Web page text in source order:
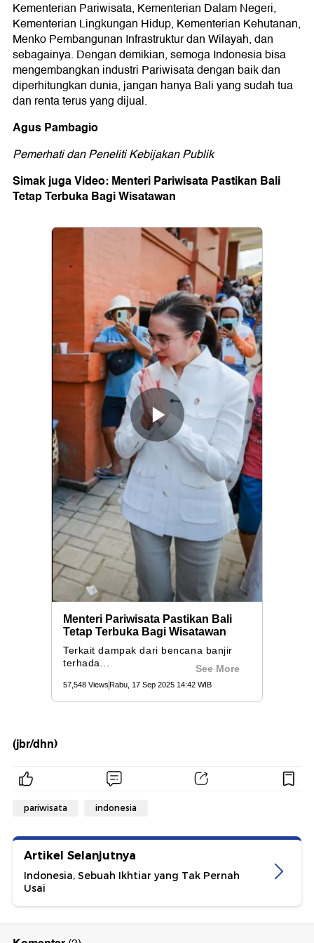
Kementerian Pariwisata, Kementerian Dalam Negeri,
Kementerian Lingkungan Hidup, Kementerian Kehutanan,
Menko Pembangunan Infrastruktur dan Wilayah, dan
sebagainya. Dengan demikian, semoga Indonesia bisa
mengembangkan industri Pariwisata dengan baik dan
diperhitungkan dunia, jangan hanya Bali yang sudah tua
dan renta terus yang dijual.
Agus Pambagio
Pemerhati dan Peneliti Kebijakan Publik
Simak juga Video: Menteri Pariwisata Pastikan Bali
Tetap Terbuka Bagi Wisatawan
(jbr/dhn)
pariwisata indonesia
Artikel Selanjutnya
Indonesia, Sebuah Ikhtiar yang Tak Pernah
Usai